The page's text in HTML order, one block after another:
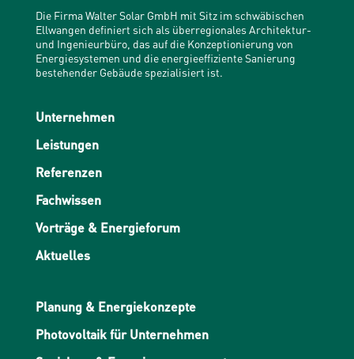
Die Firma Walter Solar GmbH mit Sitz im schwäbischen
Ellwangen definiert sich als überregionales Architektur-
und Ingenieurbüro, das auf die Konzeptionierung von
Energiesystemen und die energieeffiziente Sanierung
bestehender Gebäude spezialisiert ist.
Unternehmen
Leistungen
Referenzen
Fachwissen
Vorträge & Energieforum
Aktuelles
Planung & Energiekonzepte
Photovoltaik für Unternehmen